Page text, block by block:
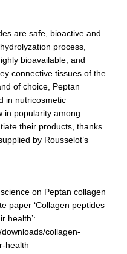
are safe, bioactive and
process,
bioavailable, and
connective tissues of the
of choice, Peptan
in nutricosmetic
in popularity among
their products, thanks
by Rousselot’s
on Peptan collagen
paper ‘Collagen peptides
health’:
collagen-
health